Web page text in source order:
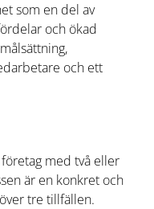
som en del av
och ökad
och ett
med två eller
är en konkret och
tre tillfällen.